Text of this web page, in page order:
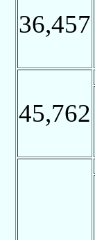
36,457
45,762